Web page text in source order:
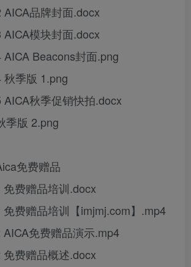
品牌封面.docx
模块封面.docx
Beacons封面.png
版 1.png
秋季促销快拍.docx
2.png
免费赠品
品培训.docx
品培训【imjmj.com】.mp4
费赠品演示.mp4
品概述.docx